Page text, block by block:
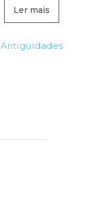
Ler mais
Antiguidades